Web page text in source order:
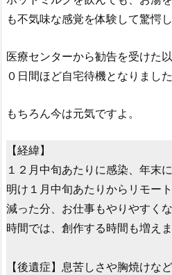
も不気味な感覚を体験して驚愕
医療センターから勧告を受けた
０日間ほど自宅待機となりました
もちろん今は元気ですよ。
【経緯】
１２月中旬あたりに感染、年末
明け１月中旬あたりからリモー
減った分、お仕事もやりやすく
時間では、創作する時間も増えま
【後遺症】息苦しさや胸焼けな